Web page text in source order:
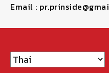
Email :